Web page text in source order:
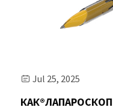
 Jul 25, 2025